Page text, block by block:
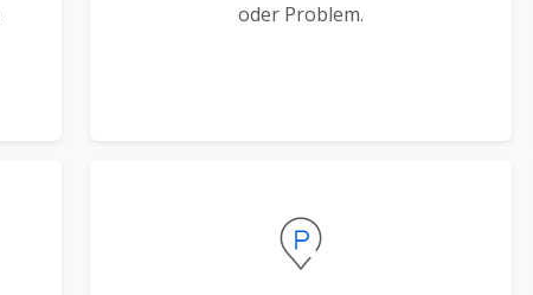
oder Problem.